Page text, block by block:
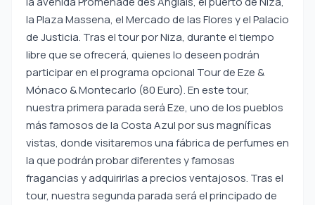
la Plaza Massena, el Mercado de las Flores y el Palacio
de Justicia. Tras el tour por Niza, durante el tiempo
libre que se ofrecerá, quienes lo deseen podrán
participar en el programa opcional Tour de Eze &
Mónaco & Montecarlo (80 Euro). En este tour,
nuestra primera parada será Eze, uno de los pueblos
más famosos de la Costa Azul por sus magníficas
vistas, donde visitaremos una fábrica de perfumes en
la que podrán probar diferentes y famosas
fragancias y adquirirlas a precios ventajosos. Tras el
tour, nuestra segunda parada será el principado de